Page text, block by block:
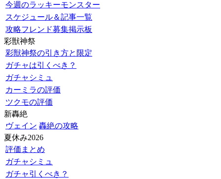
今週のラッキーモンスター
スケジュール＆記事一覧
攻略フレンド募集掲示板
彩獣神祭
彩獣神祭の引き方と限定
ガチャは引くべき？
ガチャシミュ
カーミラの評価
ツクモの評価
新轟絶
ヴェイン 轟絶の攻略
夏休み2026
評価まとめ
ガチャシミュ
ガチャ引くべき？